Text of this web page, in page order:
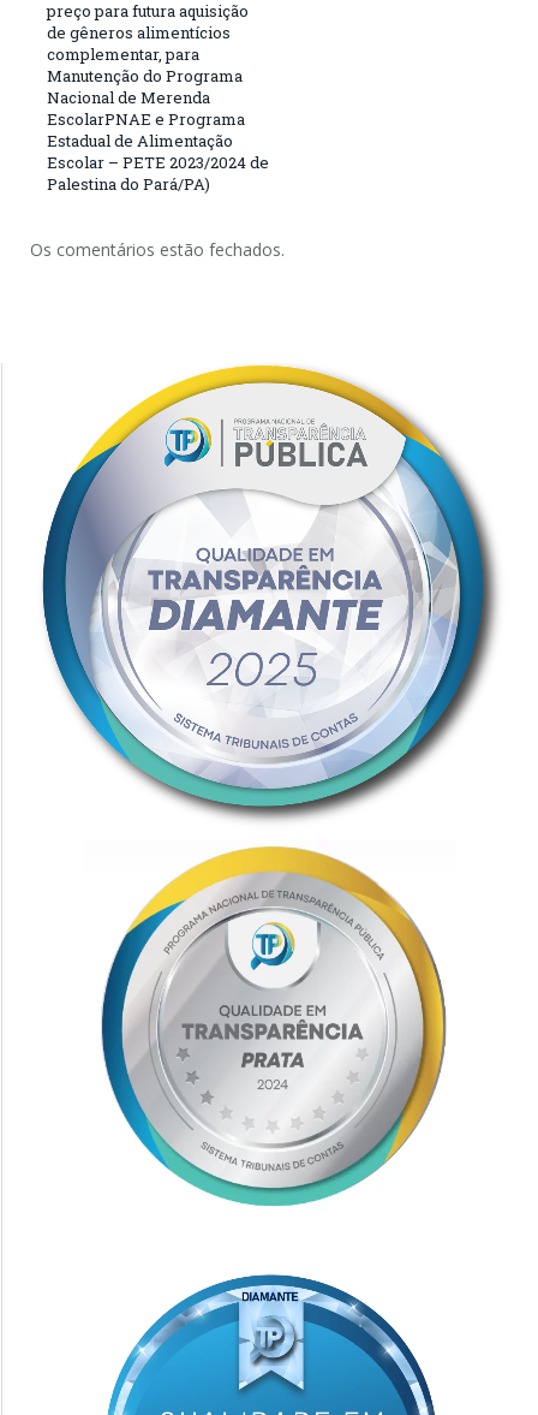
preço para futura aquisição
de gêneros alimentícios
complementar, para
Manutenção do Programa
Nacional de Merenda
EscolarPNAE e Programa
Estadual de Alimentação
Escolar – PETE 2023/2024 de
Palestina do Pará/PA)
Os comentários estão fechados.